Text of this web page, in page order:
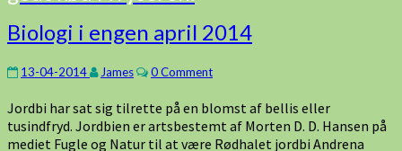
Biologi
i
engen
april
2014
Biologi i engen april 2014
13-04-2014 James Comments
0 Comment
Jordbi har sat sig tilrette på en blomst af bellis eller
tusindfryd. Jordbien er artsbestemt af Morten D. D. Hansen på
mediet Fugle og Natur til at være Rødhalet jordbi Andrena